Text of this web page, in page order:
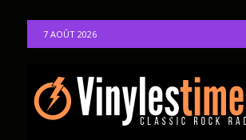
7 AOÛT 2026